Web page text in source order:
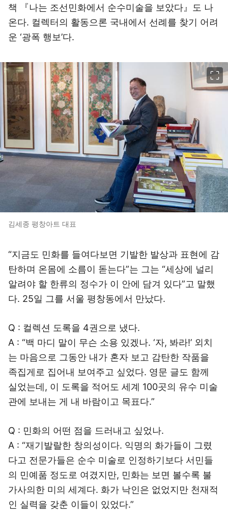
책 『나는 조선민화에서 순수미술을 보았다』도 나
온다. 컬렉터의 활동으론 국내에서 선례를 찾기 어려
운 ‘광폭 행보’다.
김세종 평창아트 대표
“지금도 민화를 들여다보면 기발한 발상과 표현에 감
탄하며 온몸에 소름이 돋는다”는 그는 “세상에 널리
알려야 할 한류의 정수가 이 안에 담겨 있다”고 말했
다. 25일 그를 서울 평창동에서 만났다.
Q : 컬렉션 도록을 4권으로 냈다.
A : “백 마디 말이 무슨 소용 있겠나. ‘자, 봐라!’ 외치
는 마음으로 그동안 내가 혼자 보고 감탄한 작품을
족집게로 집어내 보여주고 싶었다. 영문 글도 함께
실었는데, 이 도록을 적어도 세계 100곳의 유수 미술
관에 보내는 게 내 바람이고 목표다.”
Q : 민화의 어떤 점을 드러내고 싶었나.
A : “재기발랄한 창의성이다. 익명의 화가들이 그렸
다고 전문가들은 순수 미술로 인정하기보다 서민들
의 민예품 정도로 여겼지만, 민화는 보면 볼수록 불
가사의한 미의 세계다. 화가 낙인은 없었지만 천재적
인 실력을 갖춘 이들이 있었다.”